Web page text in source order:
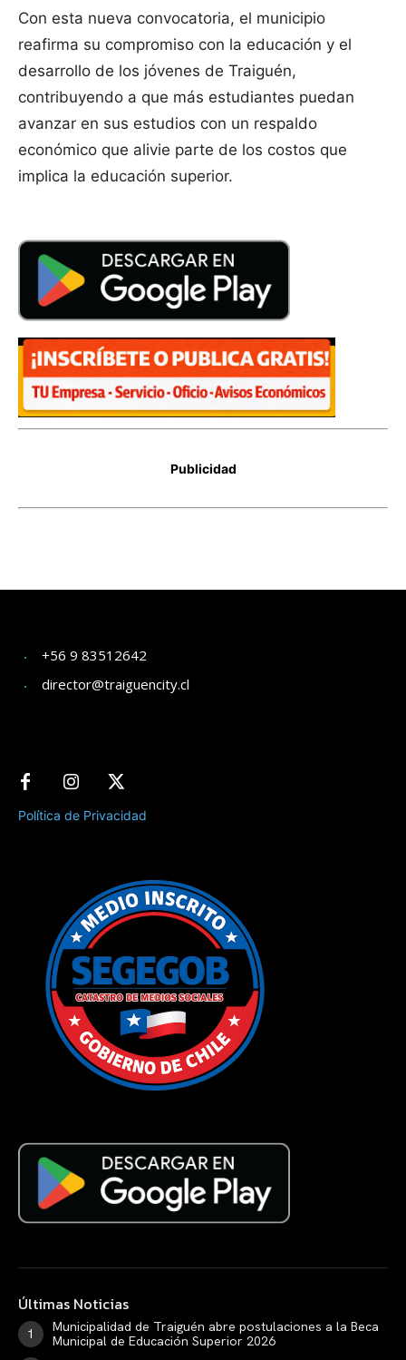
+56 9 83512642
director@traiguencity.cl
Política de Privacidad
Últimas Noticias
Municipalidad de Traiguén abre postulaciones a la Beca
Municipal de Educación Superior 2026